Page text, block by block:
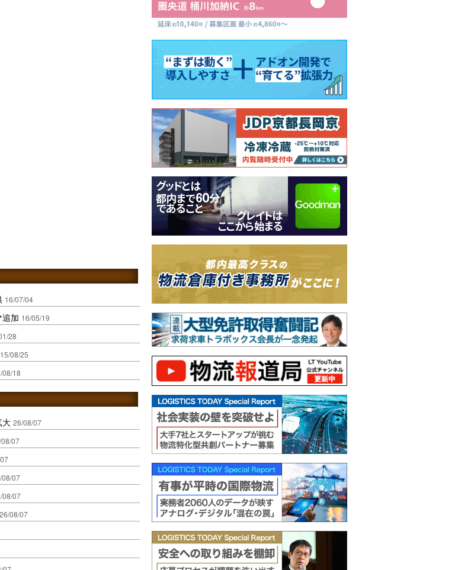
16/07/04
加 16/05/19
28
15/08/25
08/18
大 26/08/07
07
08/07
08/07
26/08/07